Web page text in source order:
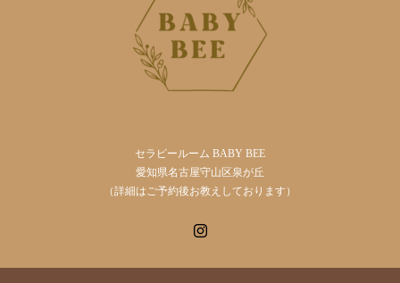
セラピールーム BABY BEE
愛知県名古屋守山区泉が丘
（詳細はご予約後お教えしております）